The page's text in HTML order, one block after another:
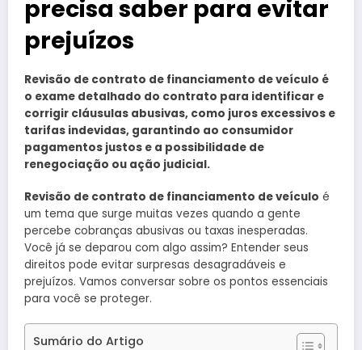
precisa saber para evitar
prejuízos
Revisão de contrato de financiamento de veículo é
o exame detalhado do contrato para identificar e
corrigir cláusulas abusivas, como juros excessivos e
tarifas indevidas, garantindo ao consumidor
pagamentos justos e a possibilidade de
renegociação ou ação judicial.
Revisão de contrato de financiamento de veículo é
um tema que surge muitas vezes quando a gente
percebe cobranças abusivas ou taxas inesperadas.
Você já se deparou com algo assim? Entender seus
direitos pode evitar surpresas desagradáveis e
prejuízos. Vamos conversar sobre os pontos essenciais
para você se proteger.
Sumário do Artigo